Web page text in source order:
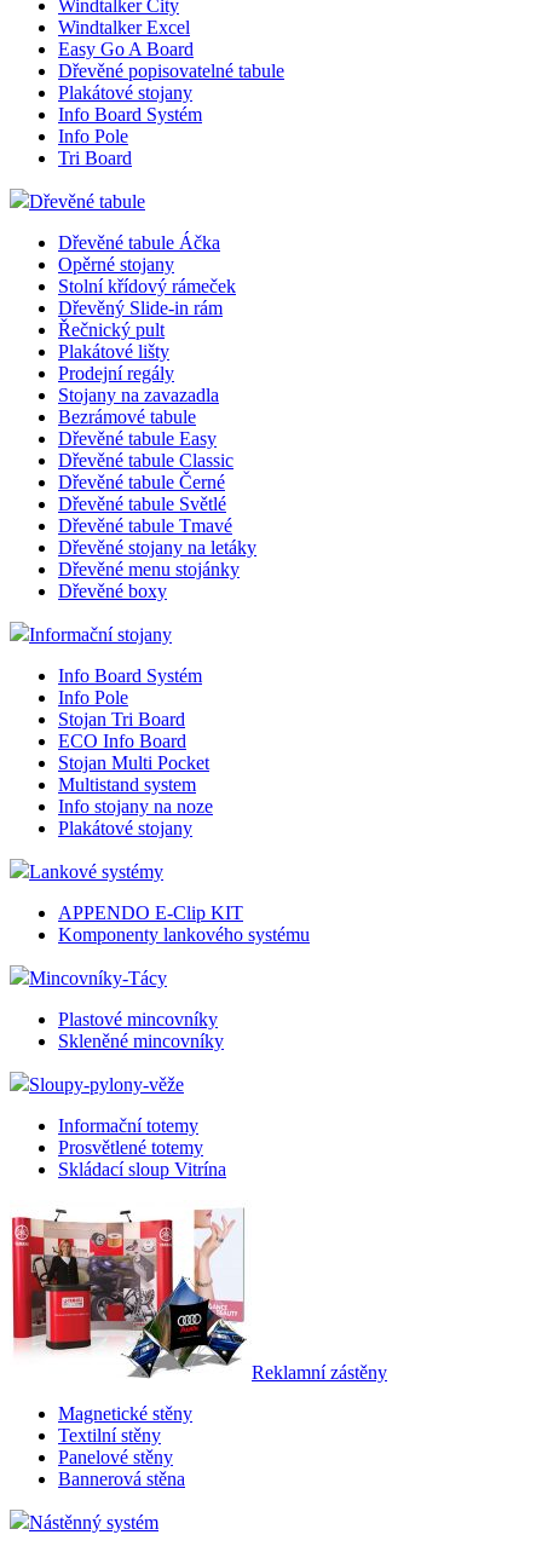
Windtalker City
Windtalker Excel
Easy Go A Board
Dřevěné popisovatelné tabule
Plakátové stojany
Info Board Systém
Info Pole
Tri Board
Dřevěné tabule
Dřevěné tabule Áčka
Opěrné stojany
Stolní křídový rámeček
Dřevěný Slide-in rám
Řečnický pult
Plakátové lišty
Prodejní regály
Stojany na zavazadla
Bezrámové tabule
Dřevěné tabule Easy
Dřevěné tabule Classic
Dřevěné tabule Černé
Dřevěné tabule Světlé
Dřevěné tabule Tmavé
Dřevěné stojany na letáky
Dřevěné menu stojánky
Dřevěné boxy
Informační stojany
Info Board Systém
Info Pole
Stojan Tri Board
ECO Info Board
Stojan Multi Pocket
Multistand system
Info stojany na noze
Plakátové stojany
Lankové systémy
APPENDO E-Clip KIT
Komponenty lankového systému
Mincovníky-Tácy
Plastové mincovníky
Skleněné mincovníky
Sloupy-pylony-věže
Informační totemy
Prosvětlené totemy
Skládací sloup Vitrína
Reklamní zástěny
Magnetické stěny
Textilní stěny
Panelové stěny
Bannerová stěna
Nástěnný systém